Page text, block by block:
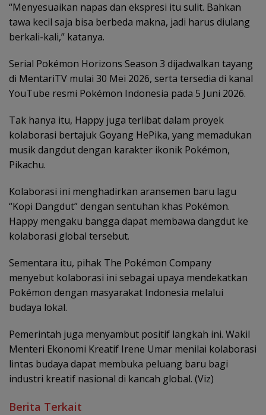
“Menyesuaikan napas dan ekspresi itu sulit. Bahkan
tawa kecil saja bisa berbeda makna, jadi harus diulang
berkali-kali,” katanya.
Serial Pokémon Horizons Season 3 dijadwalkan tayang
di MentariTV mulai 30 Mei 2026, serta tersedia di kanal
YouTube resmi Pokémon Indonesia pada 5 Juni 2026.
Tak hanya itu, Happy juga terlibat dalam proyek
kolaborasi bertajuk Goyang HePika, yang memadukan
musik dangdut dengan karakter ikonik Pokémon,
Pikachu.
Kolaborasi ini menghadirkan aransemen baru lagu
“Kopi Dangdut” dengan sentuhan khas Pokémon.
Happy mengaku bangga dapat membawa dangdut ke
kolaborasi global tersebut.
Sementara itu, pihak The Pokémon Company
menyebut kolaborasi ini sebagai upaya mendekatkan
Pokémon dengan masyarakat Indonesia melalui
budaya lokal.
Pemerintah juga menyambut positif langkah ini. Wakil
Menteri Ekonomi Kreatif Irene Umar menilai kolaborasi
lintas budaya dapat membuka peluang baru bagi
industri kreatif nasional di kancah global. (Viz)
Berita Terkait